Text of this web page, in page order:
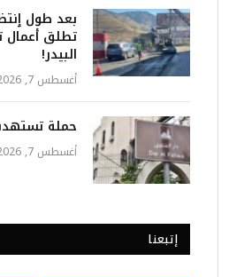
بعد طول
تطلق
البيدر!
أغسطس 7, 2026
حملة
أغسطس 7, 2026
إتبعنا